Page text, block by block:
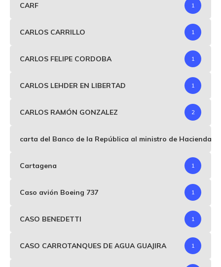
CARF 1
CARLOS CARRILLO 1
CARLOS FELIPE CORDOBA 1
CARLOS LEHDER EN LIBERTAD 1
CARLOS RAMÓN GONZALEZ 2
carta del Banco de la República al ministro de Hacienda
Cartagena 1
Caso avión Boeing 737 1
CASO BENEDETTI 1
CASO CARROTANQUES DE AGUA GUAJIRA 1